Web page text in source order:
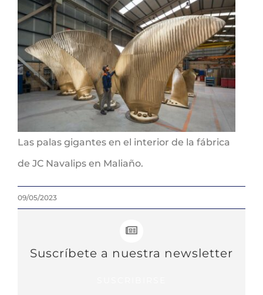
Las palas gigantes en el interior de la fábrica
de JC Navalips en Maliaño.
09/05/2023
Suscríbete a nuestra newsletter